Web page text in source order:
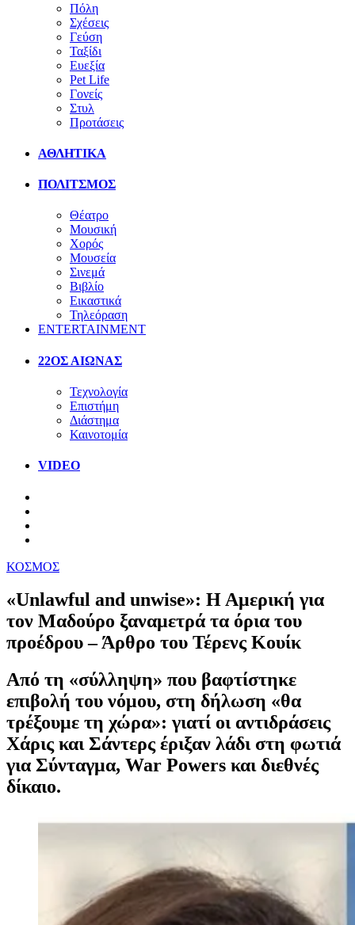
Πόλη
Σχέσεις
Γεύση
Ταξίδι
Ευεξία
Pet Life
Γονείς
Στυλ
Προτάσεις
ΑΘΛΗΤΙΚΑ
ΠΟΛΙΤΣΜΟΣ
Θέατρο
Μουσική
Χορός
Μουσεία
Σινεμά
Βιβλίο
Εικαστικά
Τηλεόραση
ENTERTAINMENT
22ΟΣ ΑΙΩΝΑΣ
Τεχνολογία
Επιστήμη
Διάστημα
Καινοτομία
VIDEO
ΚΟΣΜΟΣ
«Unlawful and unwise»: Η Αμερική για
τον Μαδούρο ξαναμετρά τα όρια του
προέδρου – Άρθρο του Τέρενς Κουίκ
Από τη «σύλληψη» που βαφτίστηκε
επιβολή του νόμου, στη δήλωση «θα
τρέξουμε τη χώρα»: γιατί οι αντιδράσεις
Χάρις και Σάντερς έριξαν λάδι στη φωτιά
για Σύνταγμα, War Powers και διεθνές
δίκαιο.